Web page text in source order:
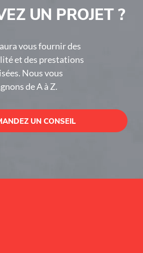
UN PROJET ?
vous fournir des
et des prestations
Nous vous
de A à Z.
UN CONSEIL